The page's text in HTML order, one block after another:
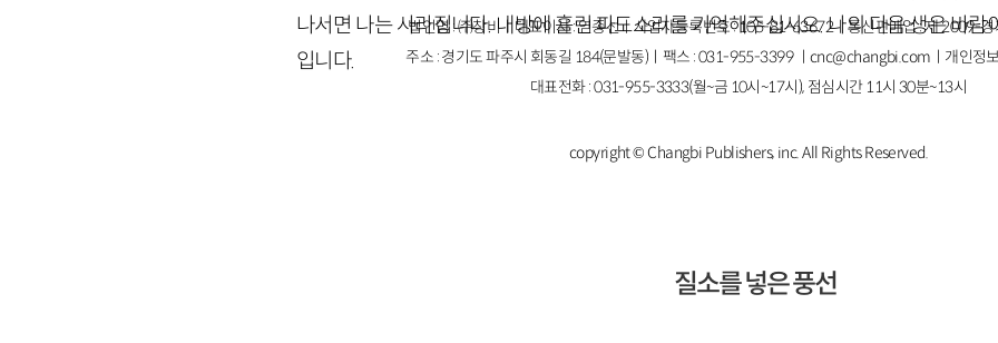
나서면 나는 사라집니다. 내방에 흘린 파도소리를 기억해주십시오. 나의 다음 생은 바람
입니다.
질소를 넣은 풍선
법인명 : ㈜창비ㅣ대표이사 : 염종선ㅣ사업자등록번호 : 105-81-63672ㅣ통신판매업 : 제 2009-
주소 : 경기도 파주시 회동길 184(문발동)ㅣ팩스 : 031-955-3399 ㅣcnc@changbi.com ㅣ개인정
대표전화 : 031-955-3333(월~금 10시~17시), 점심시간 11시 30분~13시
copyright © Changbi Publishers, inc. All Rights Reserved.